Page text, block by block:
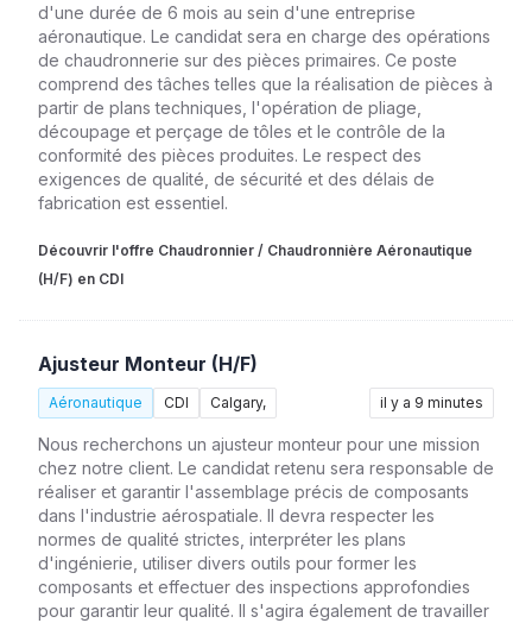
d'une durée de 6 mois au sein d'une entreprise
aéronautique. Le candidat sera en charge des opérations
de chaudronnerie sur des pièces primaires. Ce poste
comprend des tâches telles que la réalisation de pièces à
partir de plans techniques, l'opération de pliage,
découpage et perçage de tôles et le contrôle de la
conformité des pièces produites. Le respect des
exigences de qualité, de sécurité et des délais de
fabrication est essentiel.
Découvrir l'offre Chaudronnier / Chaudronnière Aéronautique
(H/F) en CDI
Ajusteur Monteur (H/F)
Aéronautique CDI Calgary, il y a 9 minutes
Nous recherchons un ajusteur monteur pour une mission
chez notre client. Le candidat retenu sera responsable de
réaliser et garantir l'assemblage précis de composants
dans l'industrie aérospatiale. Il devra respecter les
normes de qualité strictes, interpréter les plans
d'ingénierie, utiliser divers outils pour former les
composants et effectuer des inspections approfondies
pour garantir leur qualité. Il s'agira également de travailler